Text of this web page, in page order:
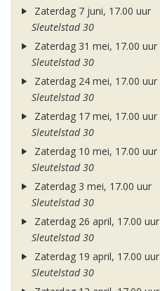
Zaterdag 7 juni, 17.00 uur
Sleutelstad 30
Zaterdag 31 mei, 17.00 uur
Sleutelstad 30
Zaterdag 24 mei, 17.00 uur
Sleutelstad 30
Zaterdag 17 mei, 17.00 uur
Sleutelstad 30
Zaterdag 10 mei, 17.00 uur
Sleutelstad 30
Zaterdag 3 mei, 17.00 uur
Sleutelstad 30
Zaterdag 26 april, 17.00 uur
Sleutelstad 30
Zaterdag 19 april, 17.00 uur
Sleutelstad 30